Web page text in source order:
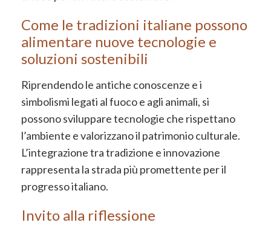
Come le tradizioni italiane possono
alimentare nuove tecnologie e
soluzioni sostenibili
Riprendendo le antiche conoscenze e i
simbolismi legati al fuoco e agli animali, si
possono sviluppare tecnologie che rispettano
l’ambiente e valorizzano il patrimonio culturale.
L’integrazione tra tradizione e innovazione
rappresenta la strada più promettente per il
progresso italiano.
Invito alla riflessione